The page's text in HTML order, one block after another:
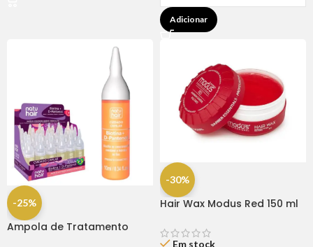
Adicionar
-25%
Ampola de Tratamento
-30%
Hair Wax Modus Red 150 ml
Em stock